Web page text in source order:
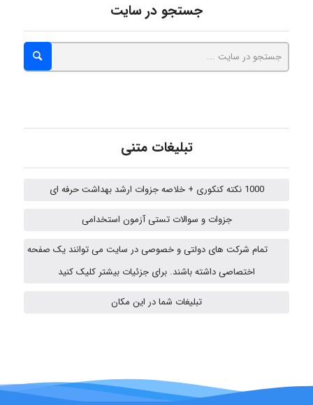
A.balandeh
fahimeh sheibani
جستجو در سایت
تبلیغات متنی
1000 نکته کنکوری + خلاصه جزوات ارشد بهداشت حرفه ای
جزوات و سوالات تستی آزمون استخدامی
تمام شرکت های دولتی و خصوصی در سایت می توانند یک صفحه
اختصاصی داشته باشند. برای جزئیات بیشتر کلیک کنید
تبلیغات شما در این مکان